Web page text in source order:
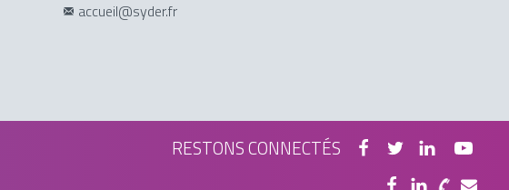
accueil@syder.fr
RESTONS CONNECTÉS